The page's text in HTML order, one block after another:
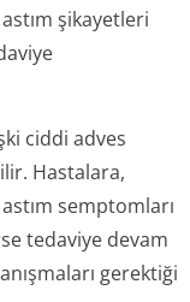
şikayetleri
ciddi adves
Hastalara,
semptomları
tedaviye devam
gerektiği